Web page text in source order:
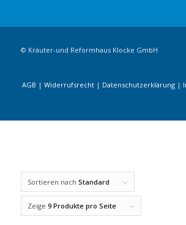
© Kräuter-und Reformhaus Klocke GmbH
AGB |Widerrufsrecht | Datenschutzerklärung |
Sortieren nach Standard
Zeige 9 Produkte pro Seite